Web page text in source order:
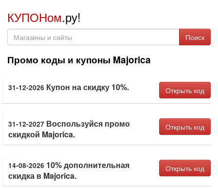
КУПОНом.ру!
Поиск
Промо коды и купоны Majorica
31-12-2026 Купон на скидку 10%. Открыть код
31-12-2027 Воспользуйся промо
скидкой Majorica.
Открыть код
14-08-2026 10% дополнительная
скидка в Majorica.
Открыть код